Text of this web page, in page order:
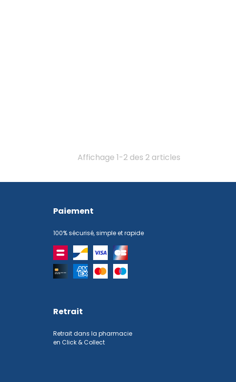
Affichage 1-2 des 2 articles
Paiement
100% sécurisé, simple et rapide
Retrait
Retrait dans la pharmacie
en Click & Collect